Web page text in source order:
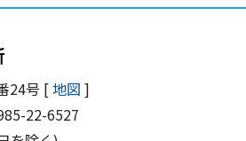
24号 [地図 ]
22-6527